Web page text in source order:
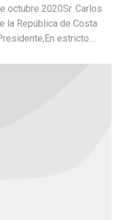
octubre 2020Sr. Carlos
la República de Costa
estricto…